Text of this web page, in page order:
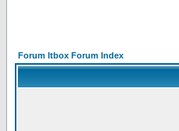
Forum Itbox Forum Index